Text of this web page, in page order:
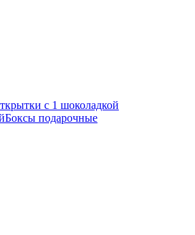
с 1 шоколадкой
Боксы подарочные